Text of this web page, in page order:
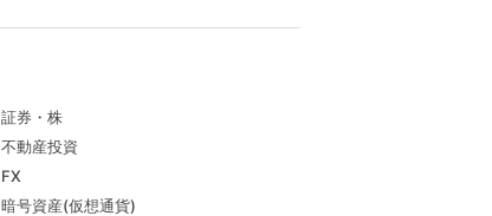
証券・株
不動産投資
FX
暗号資産(仮想通貨)